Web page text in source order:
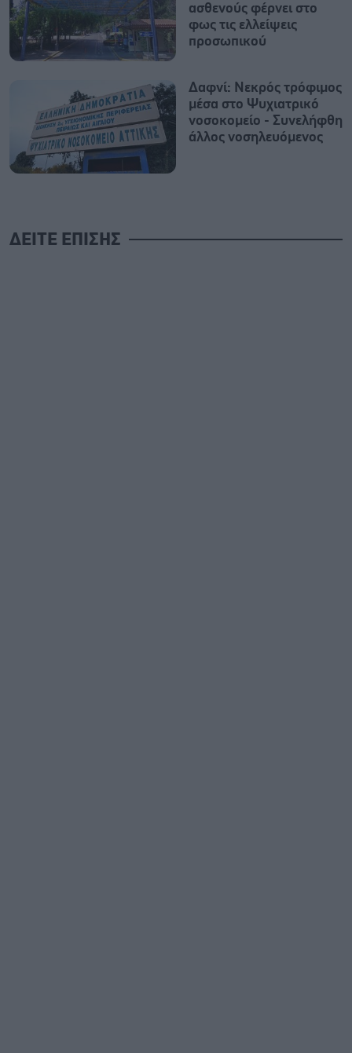
ασθενούς φέρνει στο
φως τις ελλείψεις
προσωπικού
Δαφνί: Νεκρός τρόφιμος
μέσα στο Ψυχιατρικό
νοσοκομείο - Συνελήφθη
άλλος νοσηλευόμενος
ΔΕΙΤΕ ΕΠΙΣΗΣ